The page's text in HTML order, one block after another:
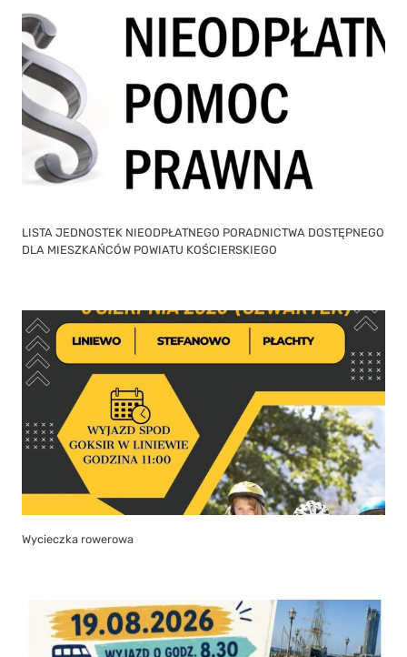
LISTA JEDNOSTEK NIEODPŁATNEGO PORADNICTWA DOSTĘPNEGO
DLA MIESZKAŃCÓW POWIATU KOŚCIERSKIEGO
Wycieczka rowerowa